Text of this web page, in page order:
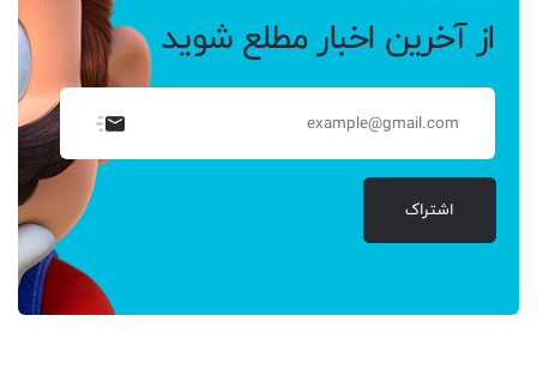
از آخرین اخبار مطلع شوید
اشتراک